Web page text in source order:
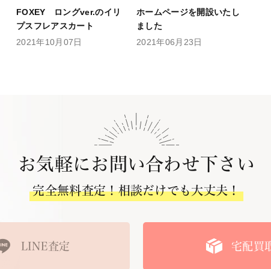
FOXEY ロングver.のイリ
プスフレアスカート
2021年10月07日
ホームページを開設いたし
ました
2021年06月23日
お気軽にお問い合わせ下さい
完全無料査定！相談だけでも大丈夫！
LINE査定 宅配買